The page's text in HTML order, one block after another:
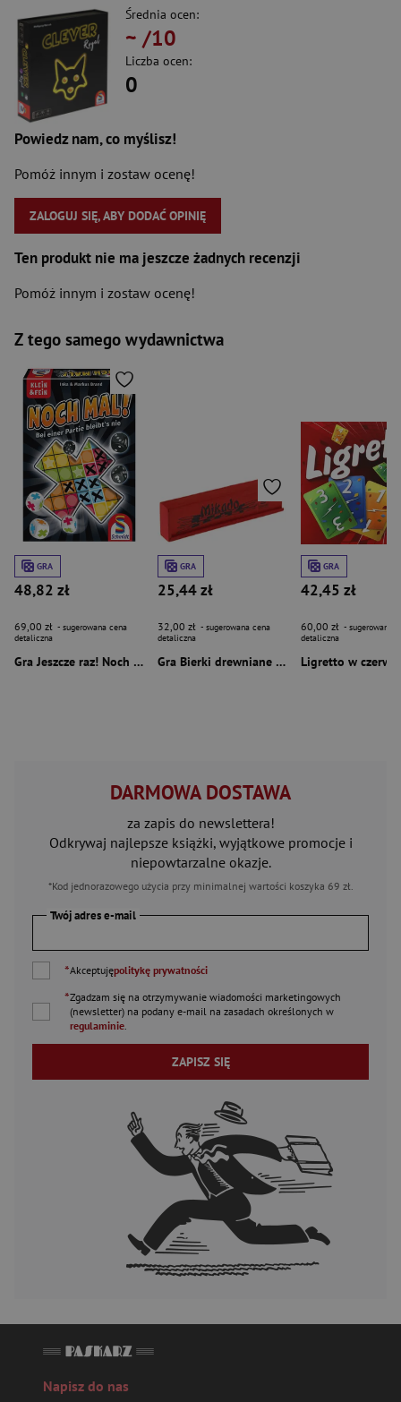
Średnia ocen:
~ /10
Liczba ocen:
0
Powiedz nam, co myślisz!
Pomóż innym i zostaw ocenę!
ZALOGUJ SIĘ, ABY DODAĆ OPINIĘ
Ten produkt nie ma jeszcze żadnych recenzji
Pomóż innym i zostaw ocenę!
Z tego samego wydawnictwa
GRA
48,82 zł
69,00 zł - sugerowana cena
detaliczna
Gra Jeszcze raz! Noch Mal!
GRA
25,44 zł
32,00 zł - sugerowana cena
detaliczna
Gra Bierki drewniane 18cm
GRA
42,45 zł
60,00 zł - sugerowana
detaliczna
DARMOWA DOSTAWA
za zapis do newslettera!
Odkrywaj najlepsze książki, wyjątkowe promocje i
niepowtarzalne okazje.
*Kod jednorazowego użycia przy minimalnej wartości koszyka 69 zł.
Twój adres e-mail
*Akceptujępolitykę prywatności
*Zgadzam się na otrzymywanie wiadomości marketingowych
(newsletter) na podany e-mail na zasadach określonych w
regulaminie.
ZAPISZ SIĘ
Napisz do nas